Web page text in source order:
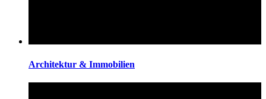
Architektur & Immobilien